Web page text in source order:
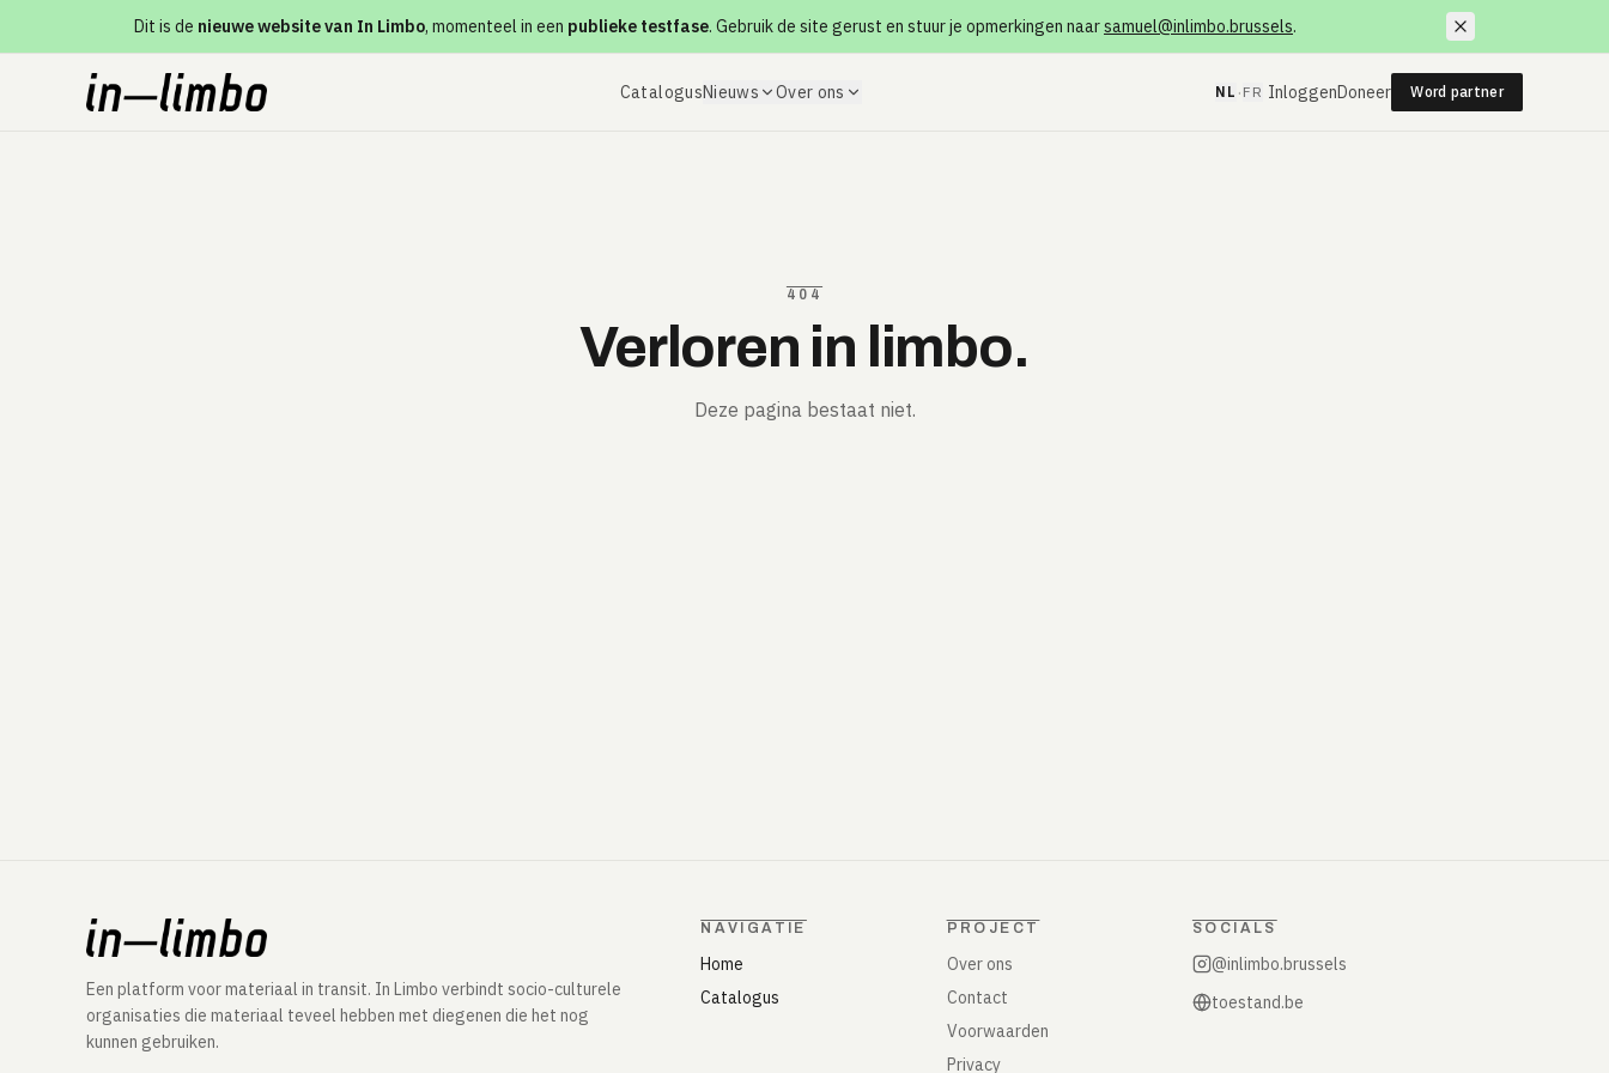
Dit is de nieuwe website van In Limbo, momenteel in een publieke testfase. Gebruik de site gerust en stuur je opmerkingen naarsamuel@inlimbo.brussels.
CatalogusNieuws Over ons NL · FR InloggenDoneer Word partner
404
Verloren in limbo.
Deze pagina bestaat niet.
Een platform voor materiaal in transit. In Limbo verbindt socio-culturele
organisaties die materiaal teveel hebben met diegenen die het nog
kunnen gebruiken.
NAVIGATIE
Home
Catalogus
PROJECT
Over ons
Contact
Voorwaarden
Privacy
SOCIALS
@inlimbo.brussels
toestand.be